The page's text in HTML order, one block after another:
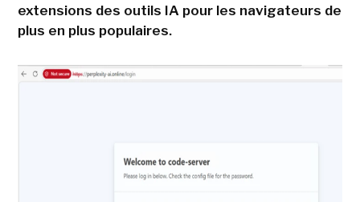
extensions des outils IA pour les navigateurs de
plus en plus populaires.